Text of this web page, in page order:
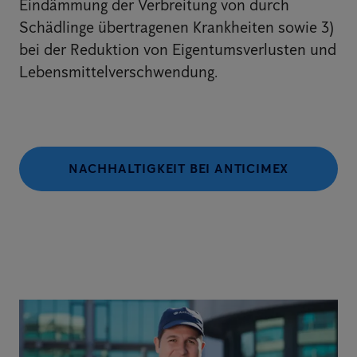
Eindämmung der Verbreitung von durch
Schädlinge übertragenen Krankheiten sowie 3)
bei der Reduktion von Eigentumsverlusten und
Lebensmittelverschwendung.
NACHHALTIGKEIT BEI ANTICIMEX